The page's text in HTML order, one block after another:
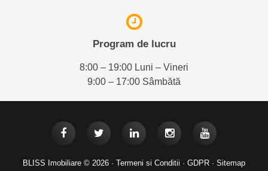
Program de lucru
8:00 – 19:00 Luni – Vineri
9:00 – 17:00 Sâmbătă
BLISS Imobiliare © 2026 · Termeni si Conditii · GDPR · Sitemap